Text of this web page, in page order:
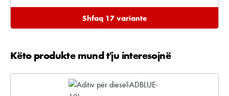
Shfaq 17 variante
Kalo galerinë e produktit
Këto produkte mund t'ju interesojnë